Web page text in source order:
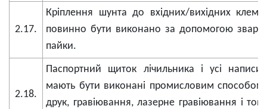
2.17.
Кріплення шунта до вхідних/вихідних клем
повинно бути виконано за допомогою
пайки.
2.18.
Паспортний щиток лічильника і усі
мають бути виконані промисловим способом
друк, гравіювання, лазерне гравіювання і